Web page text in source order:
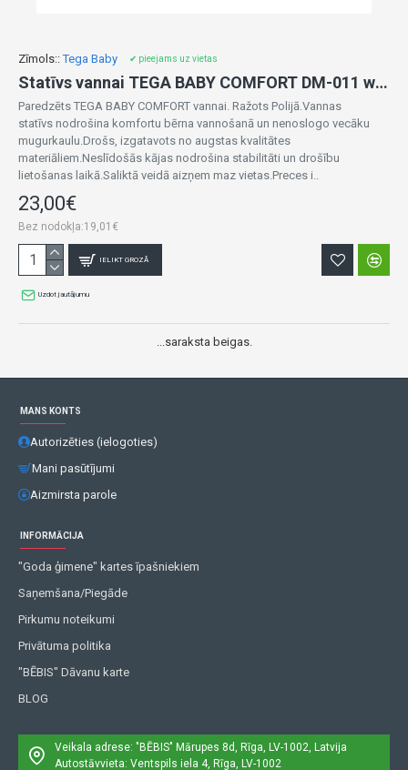
Zīmols:: Tega Baby ✔ pieejams uz vietas
Statīvs vannai TEGA BABY COMFORT DM-011 white
Paredzēts TEGA BABY COMFORT vannai. Ražots Polijā.Vannas
statīvs nodrošina komfortu bērna vannošanā un nenoslogo vecāku
mugurkaulu.Drošs, izgatavots no augstas kvalitātes
materiāliem.Neslīdošās kājas nodrošina stabilitāti un drošību
lietošanas laikā.Saliktā veidā aizņem maz vietas.Preces i..
23,00€
Bez nodokļa:19,01€
IELIKT GROZĀ
Uzdot jautājumu
...saraksta beigas.
MANS KONTS
Autorizēties (ielogoties)
Mani pasūtījumi
Aizmirsta parole
INFORMĀCIJA
"Goda ģimene" kartes īpašniekiem
Saņemšana/Piegāde
Pirkumu noteikumi
Privātuma politika
"BĒBIS" Dāvanu karte
BLOG
Veikala adrese: "BĒBIS" Mārupes 8d, Rīga, LV-1002, Latvija
Autostāvvieta: Ventspils iela 4, Rīga, LV-1002